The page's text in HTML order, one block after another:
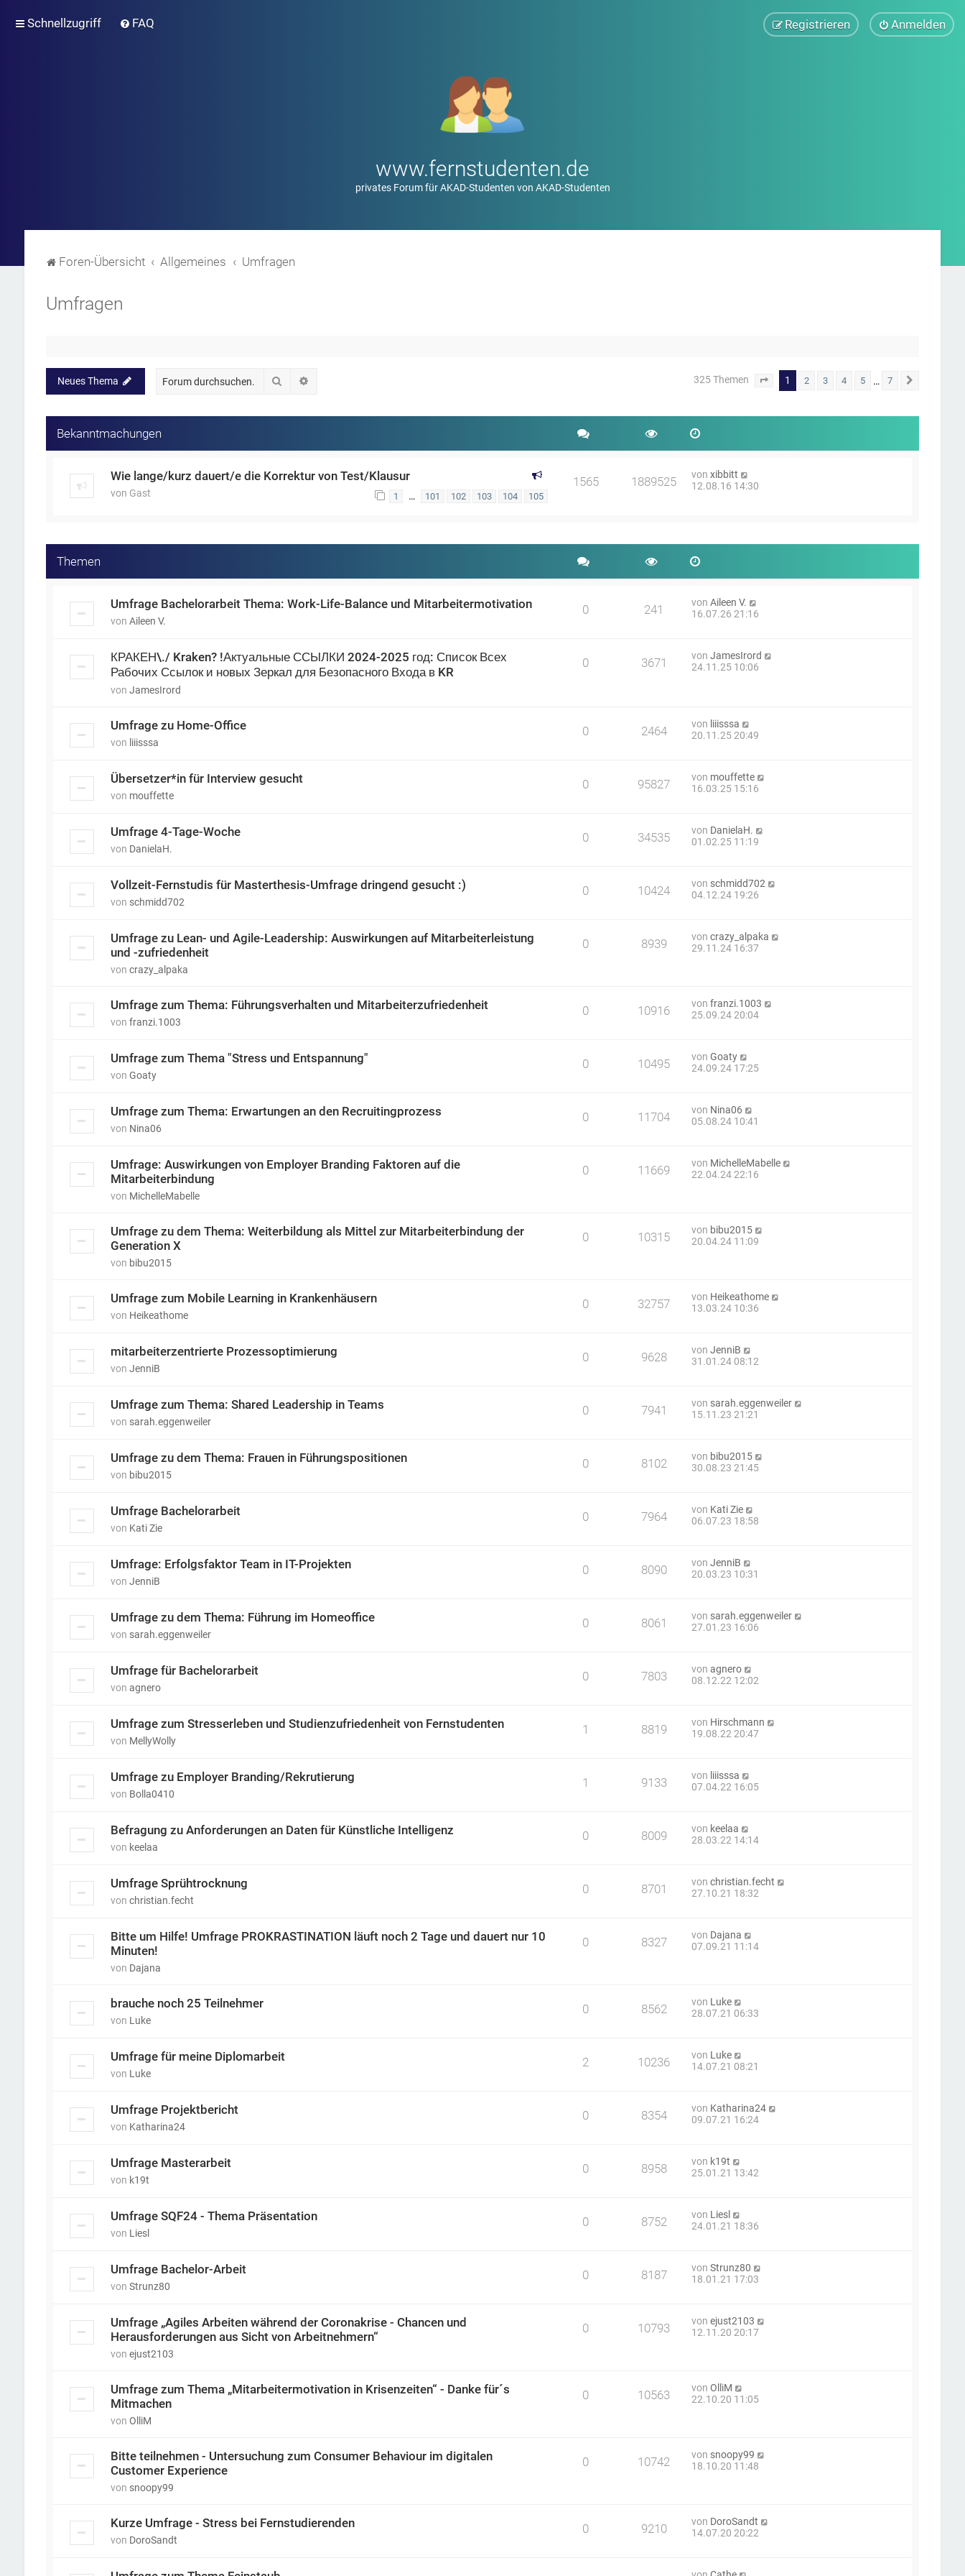
Schnellzugriff FAQ Anmelden
Registrieren
www.fernstudenten.de
privates Forum für AKAD-Studenten von AKAD-Studenten
Foren-Übersicht Allgemeines Umfragen
Umfragen
Neues Thema Suche 325 Themen Seite von 7
1 2 3 4 5 … 7
Bekanntmachungen
Wie lange/kurz dauert/e die Korrektur von Test/Klausur
von Gast 1 … 101 102 103 104 105
1565 1889525 vonxibbitt
12.08.16 14:30
Themen
Umfrage Bachelorarbeit Thema: Work-Life-Balance und Mitarbeitermotivation
von Aileen V.
0 241 vonAileen V.
16.07.26 21:16
КРАКЕН\./ Kraken? !Актуальные ССЫЛКИ 2024-2025 год: Список Всех
Рабочих Ссылок и новых Зеркал для Безопасного Входа в KR
von JamesIrord
0 3671 vonJamesIrord
24.11.25 10:06
Umfrage zu Home-Office
von liiisssa
0 2464 von liiisssa
20.11.25 20:49
Übersetzer*in für Interview gesucht
von mouffette
0 95827 von mouffette
16.03.25 15:16
Umfrage 4-Tage-Woche
von DanielaH.
0 34535 von DanielaH.
01.02.25 11:19
Vollzeit-Fernstudis für Masterthesis-Umfrage dringend gesucht :)
von schmidd702
0 10424 von schmidd702
04.12.24 19:26
Umfrage zu Lean- und Agile-Leadership: Auswirkungen auf Mitarbeiterleistung
und -zufriedenheit
von crazy_alpaka
0 8939 voncrazy_alpaka
29.11.24 16:37
Umfrage zum Thema: Führungsverhalten und Mitarbeiterzufriedenheit
von franzi.1003
0 10916 vonfranzi.1003
25.09.24 20:04
Umfrage zum Thema "Stress und Entspannung"
von Goaty
0 10495 vonGoaty
24.09.24 17:25
Umfrage zum Thema: Erwartungen an den Recruitingprozess
von Nina06
0 11704 von Nina06
05.08.24 10:41
Umfrage: Auswirkungen von Employer Branding Faktoren auf die
Mitarbeiterbindung
von MichelleMabelle
0 11669 von MichelleMabelle
22.04.24 22:16
Umfrage zu dem Thema: Weiterbildung als Mittel zur Mitarbeiterbindung der
Generation X
von bibu2015
0 10315 von bibu2015
20.04.24 11:09
Umfrage zum Mobile Learning in Krankenhäusern
von Heikeathome
0 32757 von Heikeathome
13.03.24 10:36
mitarbeiterzentrierte Prozessoptimierung
von JenniB
0 9628 vonJenniB
31.01.24 08:12
Umfrage zum Thema: Shared Leadership in Teams
von sarah.eggenweiler
0 7941 von sarah.eggenweiler
15.11.23 21:21
Umfrage zu dem Thema: Frauen in Führungspositionen
von bibu2015
0 8102 von bibu2015
30.08.23 21:45
Umfrage Bachelorarbeit
von Kati Zie
0 7964 von Kati Zie
06.07.23 18:58
Umfrage: Erfolgsfaktor Team in IT-Projekten
von JenniB
0 8090 vonJenniB
20.03.23 10:31
Umfrage zu dem Thema: Führung im Homeoffice
von sarah.eggenweiler
0 8061 von sarah.eggenweiler
27.01.23 16:06
Umfrage für Bachelorarbeit
von agnero
0 7803 vonagnero
08.12.22 12:02
Umfrage zum Stresserleben und Studienzufriedenheit von Fernstudenten
von MellyWolly
1 8819 von Hirschmann
19.08.22 20:47
Umfrage zu Employer Branding/Rekrutierung
von Bolla0410
1 9133 von liiisssa
07.04.22 16:05
Befragung zu Anforderungen an Daten für Künstliche Intelligenz
von keelaa
0 8009 von keelaa
28.03.22 14:14
Umfrage Sprühtrocknung
von christian.fecht
0 8701 vonchristian.fecht
27.10.21 18:32
Bitte um Hilfe! Umfrage PROKRASTINATION läuft noch 2 Tage und dauert nur 10
Minuten!
von Dajana
0 8327 von Dajana
07.09.21 11:14
brauche noch 25 Teilnehmer
von Luke
0 8562 von Luke
28.07.21 06:33
Umfrage für meine Diplomarbeit
von Luke
2 10236 von Luke
14.07.21 08:21
Umfrage Projektbericht
von Katharina24
0 8354 von Katharina24
09.07.21 16:24
Umfrage Masterarbeit
von k19t
0 8958 von k19t
25.01.21 13:42
Umfrage SQF24 - Thema Präsentation
von Liesl
0 8752 von Liesl
24.01.21 18:36
Umfrage Bachelor-Arbeit
von Strunz80
0 8187 vonStrunz80
18.01.21 17:03
Umfrage „Agiles Arbeiten während der Coronakrise - Chancen und
Herausforderungen aus Sicht von Arbeitnehmern“
von ejust2103
0 10793 vonejust2103
12.11.20 20:17
Umfrage zum Thema „Mitarbeitermotivation in Krisenzeiten“ - Danke für´s
Mitmachen
von OlliM
0 10563 vonOlliM
22.10.20 11:05
Bitte teilnehmen - Untersuchung zum Consumer Behaviour im digitalen
Customer Experience
von snoopy99
0 10742 von snoopy99
18.10.20 11:48
Kurze Umfrage - Stress bei Fernstudierenden
von DoroSandt
0 9210 von DoroSandt
14.07.20 20:22